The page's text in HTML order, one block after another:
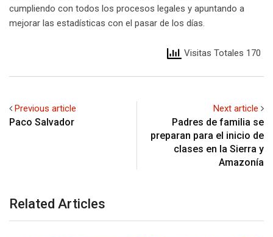
cumpliendo con todos los procesos legales y apuntando a
mejorar las estadísticas con el pasar de los días.
Visitas Totales 170
Previous article
Paco Salvador
Next article
Padres de familia se
preparan para el inicio de
clases en la Sierra y
Amazonía
Related Articles